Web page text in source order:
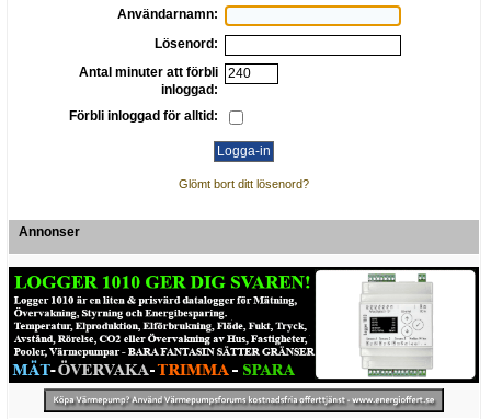
Användarnamn:
Lösenord:
Antal minuter att förbli
inloggad:
Förbli inloggad för alltid:
Glömt bort ditt lösenord?
Annonser